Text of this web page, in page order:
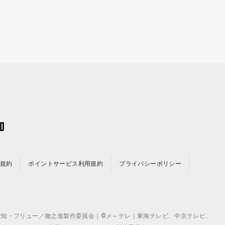
約 ポイントサービス利用規約 プライバシーポリシー
フリュー／徹之進製作委員会｜©メ～テレ｜東海テレビ、中京テレビ、